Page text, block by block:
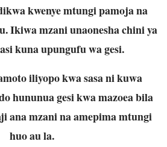
kwenye mtungi pamoja na
Ikiwa mzani unaonesha chini ya
kuna upungufu wa gesi.
iliyopo kwa sasa ni kuwa
hununua gesi kwa mazoea bila
ana mzani na amepima mtungi
huo au la.